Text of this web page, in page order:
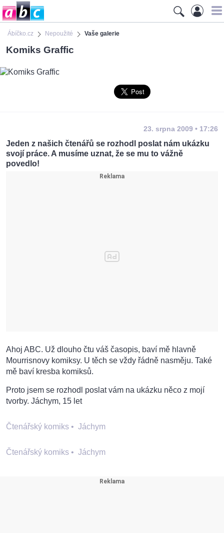
Ábíčko.cz Nepoužité Vaše galerie
Komiks Graffic
23. srpna 2009 • 17:26
Jeden z našich čtenářů se rozhodl poslat nám ukázku
svojí práce. A musíme uznat, že se mu to vážně
povedlo!
Ahoj ABC. Už dlouho čtu váš časopis, baví mě hlavně
Mourrisnovy komiksy. U těch se vždy řádně nasměju. Také
mě baví kresba komiksů.
Proto jsem se rozhodl poslat vám na ukázku něco z mojí
tvorby. Jáchym, 15 let
Čtenářský komiks • Jáchym
Čtenářský komiks • Jáchym